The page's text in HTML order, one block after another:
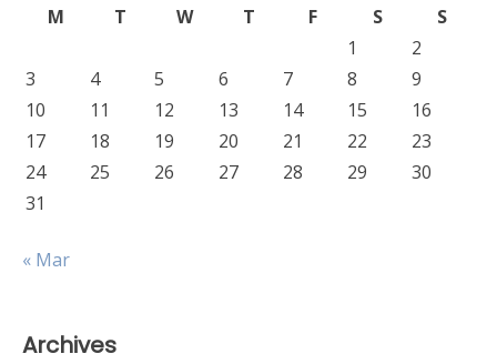
M
T W T F S
S
1
2
3
4 5 6 7 8
9
10
11 12 13 14 15
16
17
18 19 20 21 22
23
24
25 26 27 28 29
30
31
« Mar
Archives